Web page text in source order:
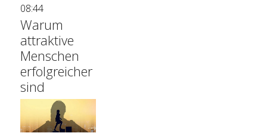
08:44
Warum
attraktive
Menschen
erfolgreicher
sind